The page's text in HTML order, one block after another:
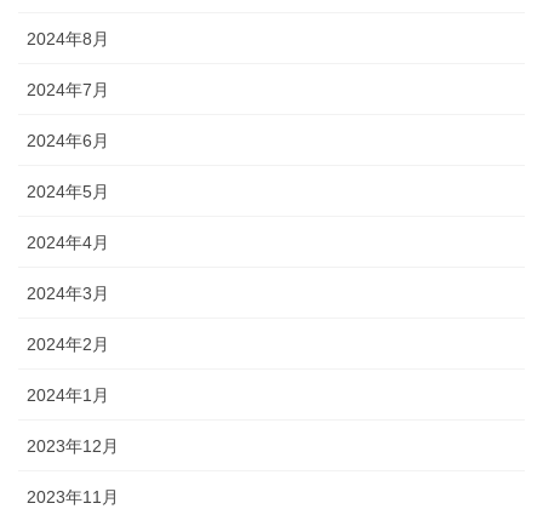
2024年8月
2024年7月
2024年6月
2024年5月
2024年4月
2024年3月
2024年2月
2024年1月
2023年12月
2023年11月